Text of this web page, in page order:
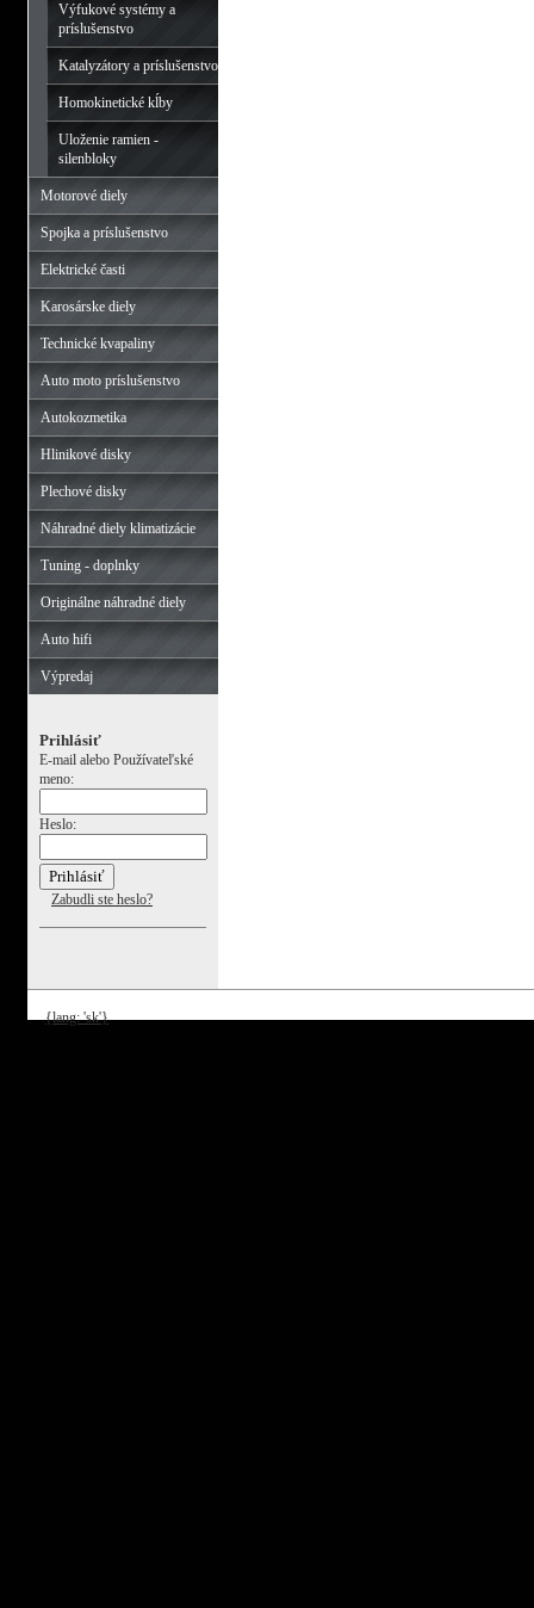
Výfukové systémy a
príslušenstvo
Katalyzátory a príslušenstvo
Homokinetické kĺby
Uloženie ramien -
silenbloky
Motorové diely
Spojka a príslušenstvo
Elektrické časti
Karosárske diely
Technické kvapaliny
Auto moto príslušenstvo
Autokozmetika
Hlinikové disky
Plechové disky
Náhradné diely klimatizácie
Tuning - doplnky
Originálne náhradné diely
Auto hifi
Výpredaj
Prihlásiť
E-mail alebo Používateľské
meno:
Heslo:
Zabudli ste heslo?
{lang: 'sk'}